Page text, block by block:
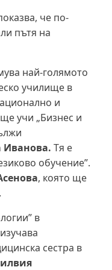
че по-
пътя на
най-голямото
училище в
и
учи „Бизнес и
Иванова. Тя е
обучение”.
, която ще
в
сестра в